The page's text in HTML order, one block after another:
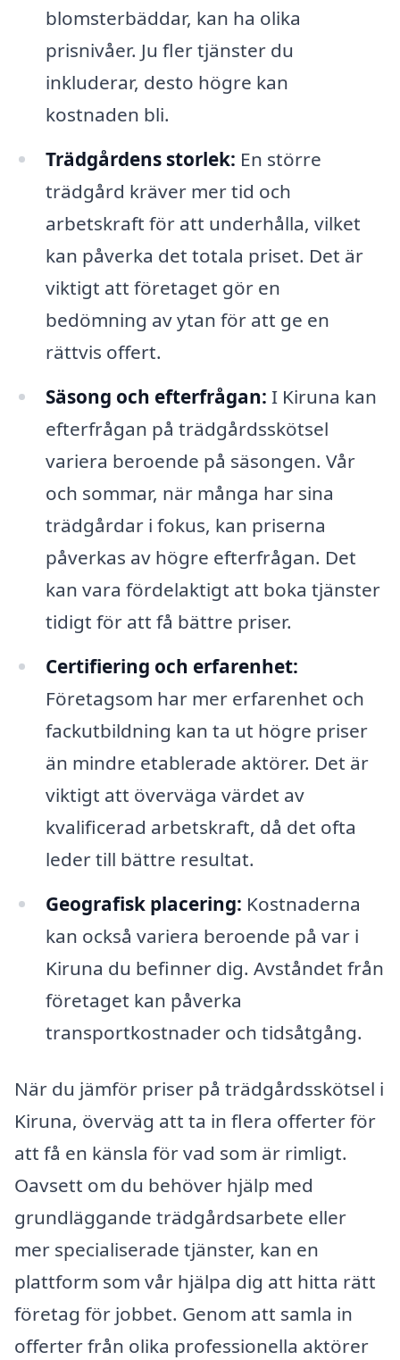
blomsterbäddar, kan ha olika
prisnivåer. Ju fler tjänster du
inkluderar, desto högre kan
kostnaden bli.
Trädgårdens storlek: En större
trädgård kräver mer tid och
arbetskraft för att underhålla, vilket
kan påverka det totala priset. Det är
viktigt att företaget gör en
bedömning av ytan för att ge en
rättvis offert.
Säsong och efterfrågan: I Kiruna kan
efterfrågan på trädgårdsskötsel
variera beroende på säsongen. Vår
och sommar, när många har sina
trädgårdar i fokus, kan priserna
påverkas av högre efterfrågan. Det
kan vara fördelaktigt att boka tjänster
tidigt för att få bättre priser.
Certifiering och erfarenhet:
Företagsom har mer erfarenhet och
fackutbildning kan ta ut högre priser
än mindre etablerade aktörer. Det är
viktigt att överväga värdet av
kvalificerad arbetskraft, då det ofta
leder till bättre resultat.
Geografisk placering: Kostnaderna
kan också variera beroende på var i
Kiruna du befinner dig. Avståndet från
företaget kan påverka
transportkostnader och tidsåtgång.
När du jämför priser på trädgårdsskötsel i
Kiruna, överväg att ta in flera offerter för
att få en känsla för vad som är rimligt.
Oavsett om du behöver hjälp med
grundläggande trädgårdsarbete eller
mer specialiserade tjänster, kan en
plattform som vår hjälpa dig att hitta rätt
företag för jobbet. Genom att samla in
offerter från olika professionella aktörer